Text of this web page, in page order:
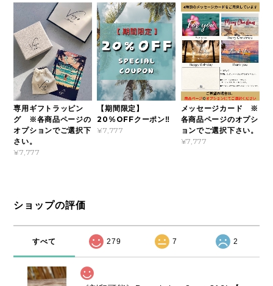
専用ギフトラッピン
グ ※各商品ページの
オプションでご選択下
さい。
¥7,777
【期間限定】
20%OFFクーポン‼
¥7,777
メッセージカード ※
各商品ページのオプシ
ョンでご選択下さい。
¥7,777
ショップの評価
すべて 279 7 2